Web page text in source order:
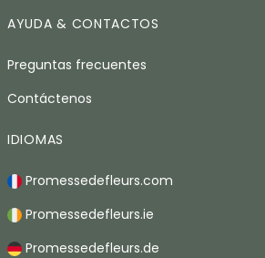
AYUDA & CONTACTOS
Preguntas frecuentes
Contáctenos
IDIOMAS
Promessedefleurs.com
Promessedefleurs.ie
Promessedefleurs.de